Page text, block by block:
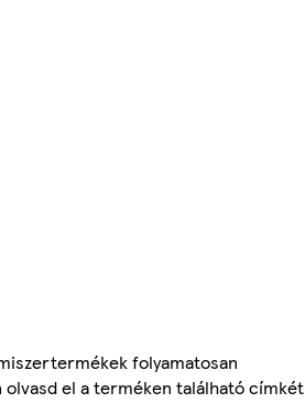
folyamatosan
olvasd el a terméken található címkét